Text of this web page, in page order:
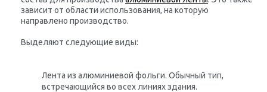
зависит от области использования, на которую
направлено производство.
Выделяют следующие виды:
Лента из алюминиевой фольги. Обычный тип,
встречающийся во всех линиях здания.